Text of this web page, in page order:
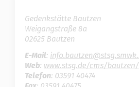
Gedenkstätte Bautzen
Weigangstraße 8a
02625 Bautzen
E-Mail:
Web: www.stsg.de/cms/
Telefon: 03591 40474